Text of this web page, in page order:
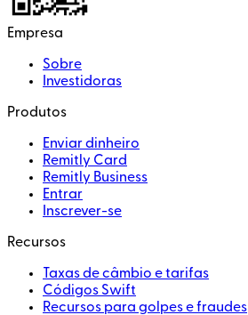
Empresa
Sobre
Investidoras
Produtos
Enviar dinheiro
Remitly Card
Remitly Business
Entrar
Inscrever-se
Recursos
Taxas de câmbio e tarifas
Códigos Swift
Recursos para golpes e fraudes